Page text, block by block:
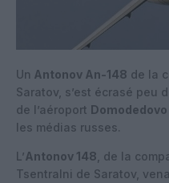
Un Antonov An-148 de la
Saratov, s’est écrasé peu
de l’aéroport Domodedovo
les médias russes.
L’Antonov 148 , de la
Tsentralni de Saratov,